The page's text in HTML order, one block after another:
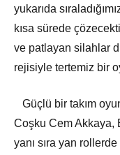
yukarıda
kısa sürede
ve patlayan silahlar
rejisiyle tertemiz bir
Güçlü bir takım
Coşku Cem Akkaya,
yanı sıra yan